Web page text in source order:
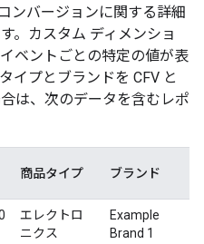
ンバージョンに関する詳細
。カスタム ディメンショ
ベントごとの特定の値が表
イプとブランドを CFV と
は、次のデータを含むレポ
商品タイプ ブランド
エレクトロ
ニクス
Example
Brand 1